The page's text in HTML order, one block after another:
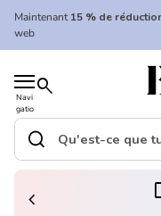
Skip to content
Maintenant15 % de
web
Navi
gatio
n
mobil
search
Accueil
Recherche"
search
(le lien s'ouvre dans
chevron_left